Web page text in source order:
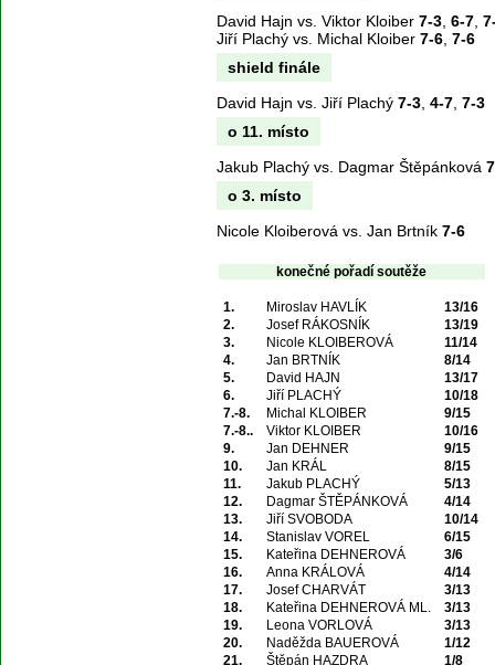
David Hajn vs. Viktor Kloiber 7-3 6-7
Jiří Plachý vs. Michal Kloiber 7-6 7-6
shield finále
David Hajn vs. Jiří Plachý 7-3 4-7 7-3
o 11. místo
Jakub Plachý vs. Dagmar Štěpánková
o 3. místo
Nicole Kloiberová vs. Jan Brtník 7-6
konečné pořadí soutěže
1. Miroslav HAVLÍK
13/16
2.
Josef RÁKOSNÍK
13/19
3.
Nicole KLOIBEROVÁ
11/14
4.
Jan BRTNÍK
8/14
5.
David HAJN
13/17
6.
Jiří PLACHÝ
10/18
7.-8.
Michal KLOIBER
9/15
7.-8..
Viktor KLOIBER
10/16
9.
Jan DEHNER
9/15
10.
Jan KRÁL
8/15
11.
Jakub PLACHÝ
5/13
12.
Dagmar ŠTĚPÁNKOVÁ
4/14
13.
Jiří SVOBODA
10/14
14.
Stanislav VOREL
6/15
15.
Kateřina DEHNEROVÁ
3/6
16.
Anna KRÁLOVÁ
4/14
17.
Josef CHARVÁT
3/13
18.
Kateřina DEHNEROVÁ ML.
3/13
19.
Leona VORLOVÁ
3/13
20.
Naděžda BAUEROVÁ
1/12
21.
Štěpán HAZDRA 1/8